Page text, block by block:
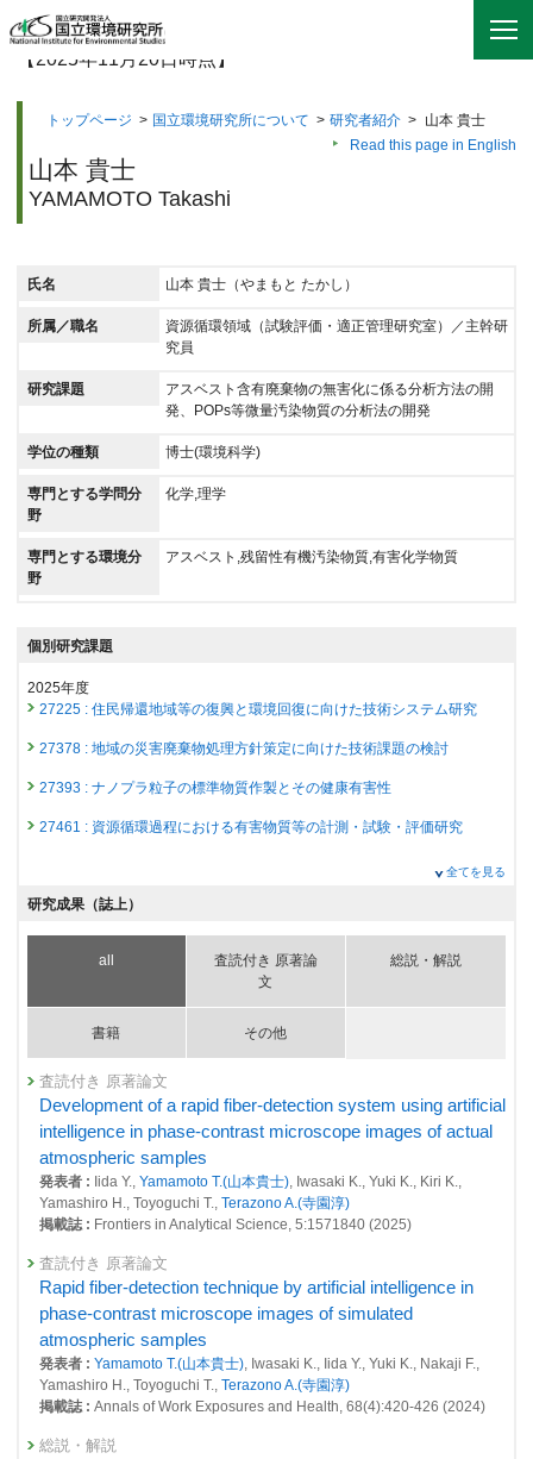
【2025年11月20日時点】
トップページ > 国立環境研究所について > 研究者紹介 > 山本 貴士
Read this page in English
山本 貴士
YAMAMOTO Takashi
氏名 山本 貴士（やまもと たかし）
所属／職名
資源循環領域（試験評価・適正管理研究室）／主幹研
究員
研究課題
アスベスト含有廃棄物の無害化に係る分析方法の開
発、POPs等微量汚染物質の分析法の開発
学位の種類 博士(環境科学)
専門とする学問分
野
化学,理学
専門とする環境分
野
アスベスト,残留性有機汚染物質,有害化学物質
個別研究課題
2025年度
27225 : 住民帰還地域等の復興と環境回復に向けた技術システム研究
27378 : 地域の災害廃棄物処理方針策定に向けた技術課題の検討
27393 : ナノプラ粒子の標準物質作製とその健康有害性
27461 : 資源循環過程における有害物質等の計測・試験・評価研究
27084 : 地域の災害廃棄物処理方針策定に向けた技術課題の検討
27094 : 資源循環過程における有害物質等の計測・試験・評価研究
26577 : 資源循環過程における有害物質等の計測・試験・評価研究
26648 : 地域の災害廃棄物処理方針策定に向けた技術課題の検討
2022年度
25994 : 住民帰還地域等の復興と環境回復に向けた技術システム研究
26292 : 地域の災害廃棄物処理方針策定に向けた技術課題の検討
2021年度
25526 : 住民帰還地域等の復興と環境回復に向けた技術システム研究
25712 : 新規POPs含有プラスチック廃棄物の環境上適正な管理に向けた
国際的な分析技術基盤の整備
25771 : 資源循環過程における有害物質等の計測・試験・評価研究
全てを見る
研究成果（誌上）
all
査読付き 原著論
文
総説・解説
書籍 その他
査読付き 原著論文
Development of a rapid fiber-detection system using artificial
intelligence in phase-contrast microscope images of actual
atmospheric samples
発表者 : Iida Y., Yamamoto T.(山本貴士), Iwasaki K., Yuki K., Kiri K.,
Yamashiro H., Toyoguchi T., Terazono A.(寺園淳)
掲載誌 : Frontiers in Analytical Science, 5:1571840 (2025)
査読付き 原著論文
Rapid fiber-detection technique by artificial intelligence in
phase-contrast microscope images of simulated
atmospheric samples
発表者 : Yamamoto T.(山本貴士), Iwasaki K., Iida Y., Yuki K., Nakaji F.,
Yamashiro H., Toyoguchi T., Terazono A.(寺園淳)
掲載誌 : Annals of Work Exposures and Health, 68(4):420-426 (2024)
総説・解説